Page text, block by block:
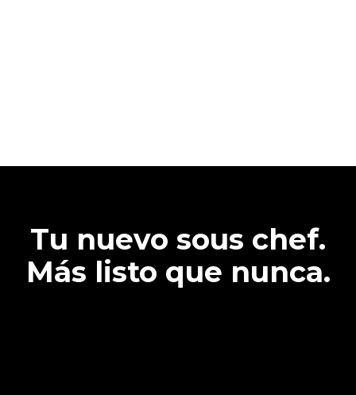
Tu nuevo sous chef.
Más listo que nunca.